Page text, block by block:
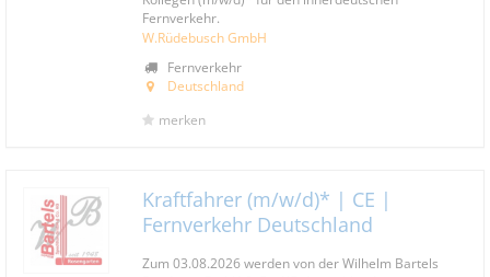
Fernverkehr.
W.Rüdebusch GmbH
Fernverkehr
Deutschland
merken
Kraftfahrer (m/w/d)* | CE |
Fernverkehr Deutschland
Zum 03.08.2026 werden von der Wilhelm Bartels